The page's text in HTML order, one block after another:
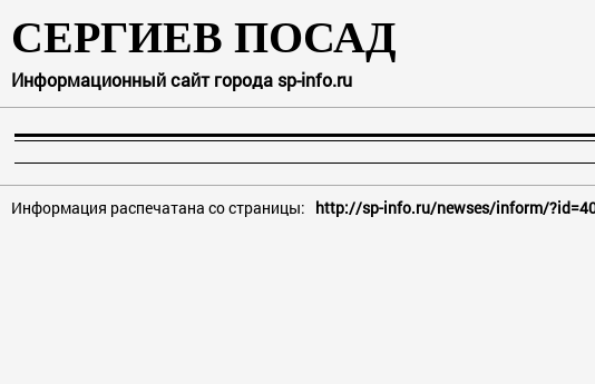
СЕРГИЕВ ПОСАД
Информационный сайт города sp-info.ru
Информация распечатана со страницы: http://sp-info.ru/newses/inform/